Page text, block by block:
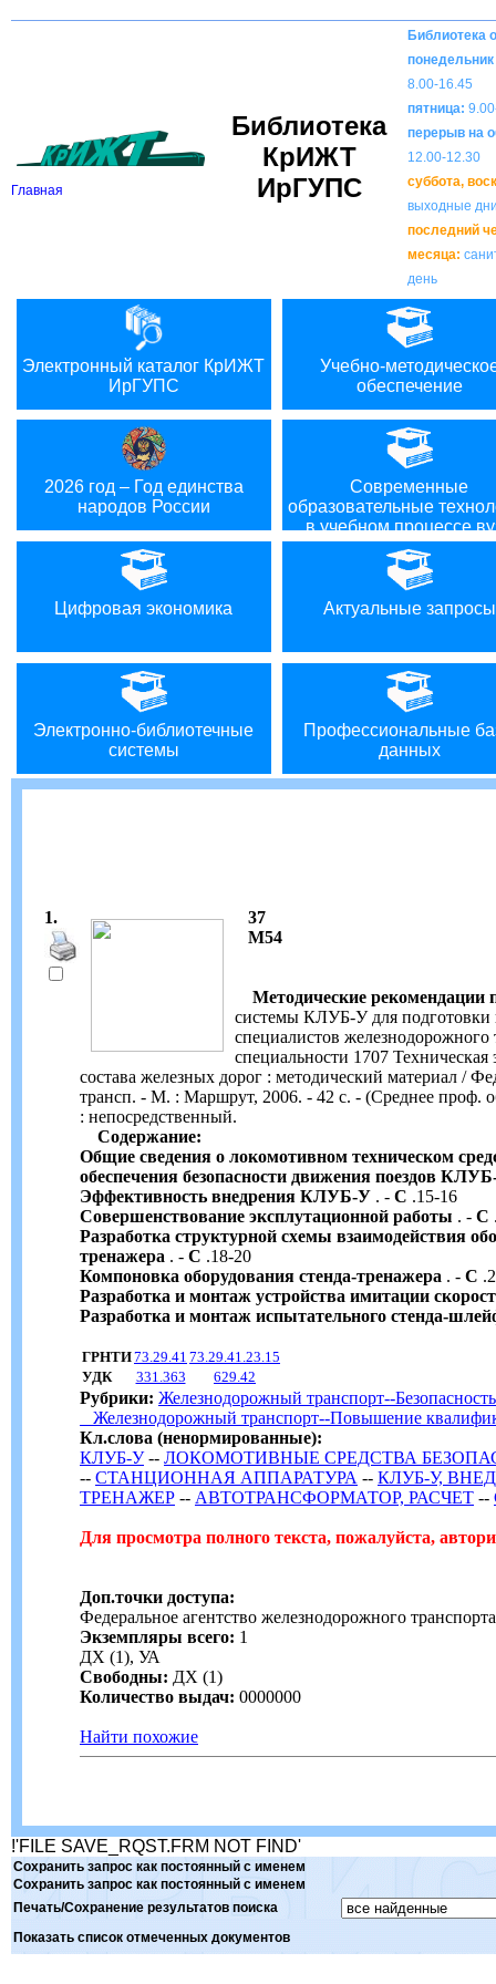
Версия для слабовидящих: Вкл Изображения:
Главная
Библиотека
КрИЖТ
ИрГУПС
Библиотека
понедельник
8.00-16.45
пятница:
перерыв на
12.00-12.30
суббота,
выходные
последний
месяца:
день
Электронный каталог КрИЖТ
ИрГУПС
Учебно-
обеспечение
2026 год – Год единства
народов России
Современные
образовательные
в учебном процессе
Цифровая экономика Актуальные запросы
Электронно-библиотечные
системы
Профессиональные
данных
1.
37
М54
Методические рекомендации
системы КЛУБ-У для
специалистов железнодорожного
специальности 1707
состава железных дорог : методический материал /
трансп. - М. : Маршрут, 2006. - 42 с. - (Среднее проф.
: непосредственный.
Содержание:
Общие сведения о локомотивном техническом
обеспечения безопасности движения поездов
Эффективность внедрения КЛУБ-У . - С .15-16
Совершенствование эксплутационной работы . - С
Разработка структурной схемы взаимодействия
тренажера . - С .18-20
Компоновка оборудования стенда-тренажера . - С
Разработка и монтаж устройства имитации
Разработка и монтаж испытательного стенда-
ГРНТИ73.29.41 73.29.41.23.15
УДК
331.363 629.42
Рубрики: Железнодорожный транспорт--
Железнодорожный транспорт--Повышение
Кл.слова (ненормированные):
КЛУБ-У-- ЛОКОМОТИВНЫЕ СРЕДСТВА
-- СТАНЦИОННАЯ АППАРАТУРА -- КЛУБ-У,
ТРЕНАЖЕР -- АВТОТРАНСФОРМАТОР, РАСЧЕТ --
Для просмотра полного текста, пожалуйста,
Доп.точки доступа:
Федеральное агентство железнодорожного
Экземпляры всего: 1
ДХ (1), УА
Свободны: ДХ (1)
Количество выдач: 0000000
Найти похожие
!'FILE SAVE_RQST.FRM NOT FIND'
Сохранить запрос как постоянный с именем
Сохранить запрос как постоянный с именем
Печать/Сохранение результатов поиска
Показать список отмеченных документов